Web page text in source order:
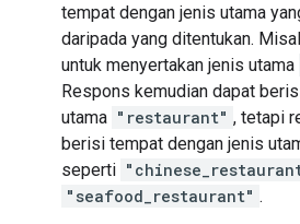
tempat dengan jenis utama
daripada yang ditentukan.
untuk menyertakan jenis utama
Respons kemudian dapat
utama "restaurant" , tetapi
berisi tempat dengan jenis
seperti
"seafood_restaurant" .